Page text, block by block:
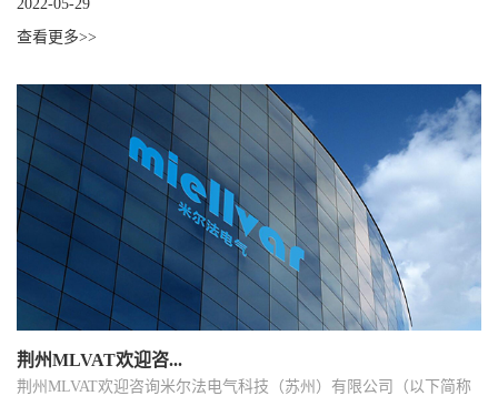
2022-05-29
查看更多>>
荆州MLVAT欢迎咨...
荆州MLVAT欢迎咨询米尔法电气科技（苏州）有限公司（以下简称